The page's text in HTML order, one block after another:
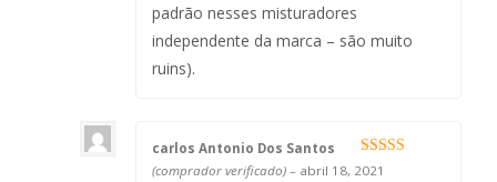
padrão nesses misturadores
independente da marca – são muito
ruins).
Avaliação
carlos Antonio Dos Santos
(comprador verificado) – abril 18, 2021